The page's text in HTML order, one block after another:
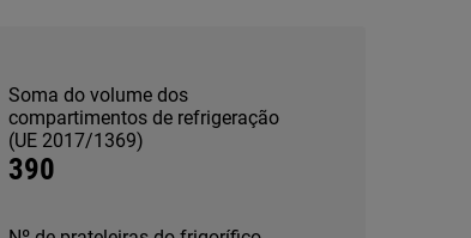
Soma do volume dos
compartimentos de refrigeração
(UE 2017/1369)
390